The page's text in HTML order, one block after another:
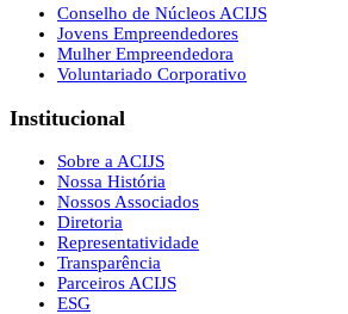
Conselho de Núcleos ACIJS
Jovens Empreendedores
Mulher Empreendedora
Voluntariado Corporativo
Institucional
Sobre a ACIJS
Nossa História
Nossos Associados
Diretoria
Representatividade
Transparência
Parceiros ACIJS
ESG